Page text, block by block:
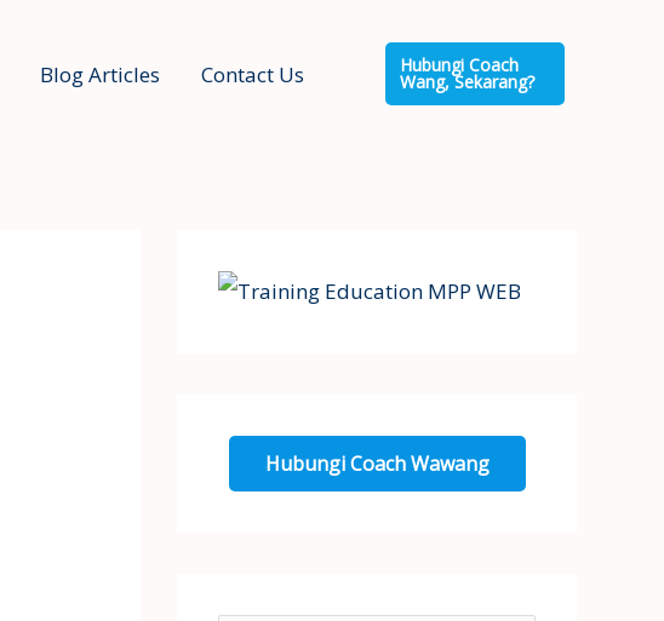
Blog Articles Contact Us Hubungi Coach
Wang, Sekarang?
Hubungi Coach Wawang